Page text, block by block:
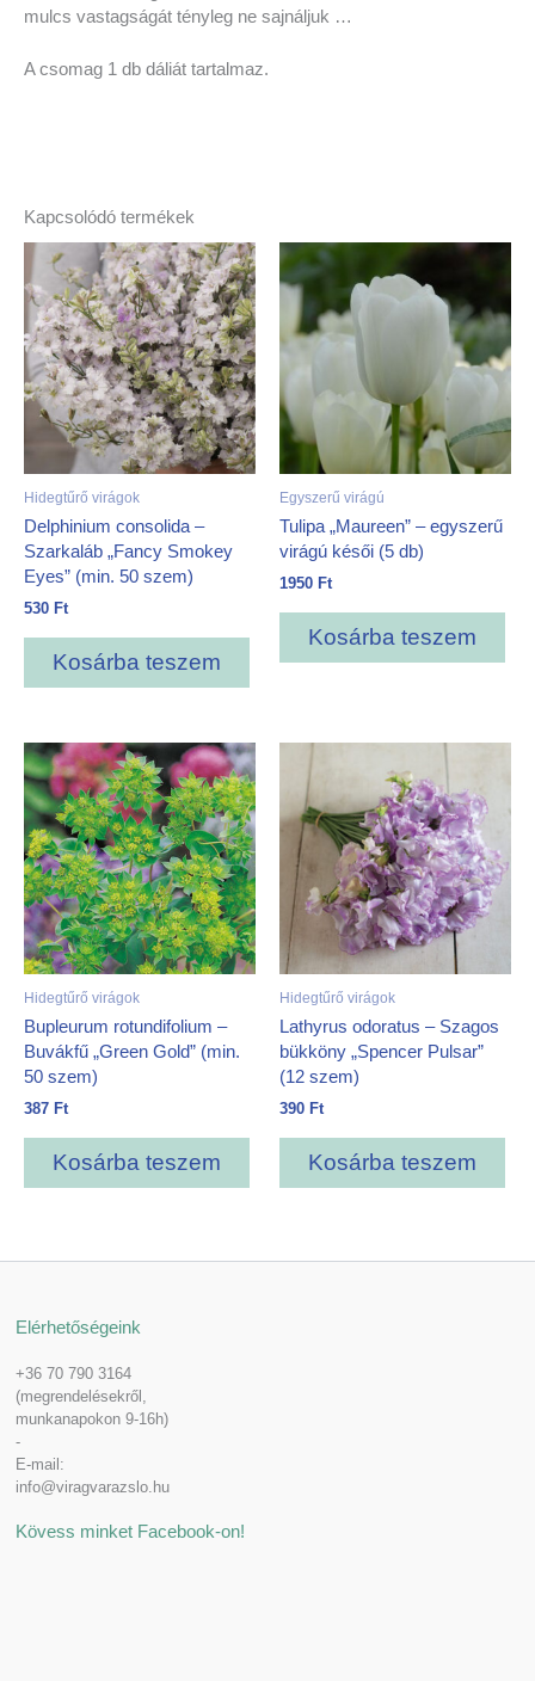
mulcs vastagságát tényleg ne sajnáljuk …
A csomag 1 db dáliát tartalmaz.
Kapcsolódó termékek
Hidegtűrő virágok
Delphinium consolida –
Szarkaláb „Fancy Smokey
Eyes” (min. 50 szem)
530 Ft
Kosárba teszem
Egyszerű virágú
Tulipa „Maureen” – egyszerű
virágú késői (5 db)
1950 Ft
Kosárba teszem
Hidegtűrő virágok
Bupleurum rotundifolium –
Buvákfű „Green Gold” (min.
50 szem)
387 Ft
Kosárba teszem
Hidegtűrő virágok
Lathyrus odoratus – Szagos
bükköny „Spencer Pulsar”
(12 szem)
390 Ft
Kosárba teszem
Elérhetőségeink
+36 70 790 3164
(megrendelésekről,
munkanapokon 9-16h)
-
E-mail:
info@viragvarazslo.hu
Kövess minket Facebook-on!